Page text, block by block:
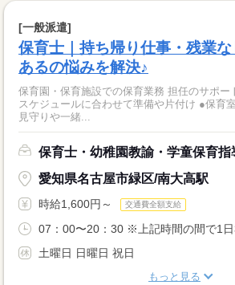
[一般派遣]
保育士｜持ち帰り仕事・残業
あるの悩みを解決♪
保育園・保育施設での保育業務 担任のサポートが
スケジュールに合わせて準備や片付け ●保育
見守りや一緒...
保育士・幼稚園教諭・学童保育指
愛知県名古屋市緑区/南大高駅
時給1,600円～ 交通費全額支給
07：00〜20：30 ※上記時間の間で1
土曜日 日曜日 祝日
もっと見る